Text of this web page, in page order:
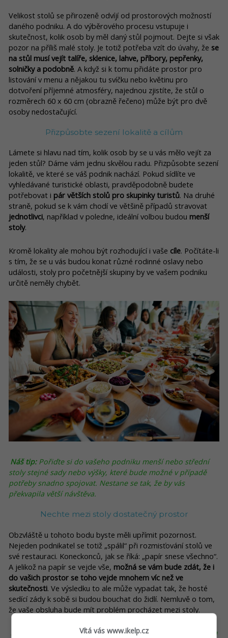
Velikost stolů se přirozeně odvíjí od prostorových možností
daného podniku. A do výběrového procesu vstupuje i
skutečnost, kolik osob by měl daný stůl pojmout. Dejte si však
pozor na příliš malé stoly. Je totiž potřeba vzít do úvahy, že se
na stůl musí vejít talíře, sklenice, lahve, příbory, pepřenky,
solničky a podobně. A když si k tomu přidáte prostor pro
listování v menu a nějakou tu svíčku nebo květinu pro
dotvoření příjemné atmosféry, najednou zjistíte, že stůl o
rozměrech 60 x 60 cm (obrazně řečeno) může být pro dvě
osoby nedostačující.
Přizpůsobte sezení lokalitě a cílům
Lámete si hlavu nad tím, kolik osob by se u vás mělo vejít za
jeden stůl? Dáme vám jednu skvělou radu. Přizpůsobte sezení
lokalitě, ve které se váš podnik nachází. Pokud sídlíte ve
vyhledávané turistické oblasti, pravděpodobně budete
potřebovat i pár větších stolů pro skupinky turistů. Na druhé
straně, pokud se k vám chodí ve většině případů stravovat
jednotlivci, například v poledne, ideální volbou budou menší
stoly.
Kromě lokality ale mohou být rozhodující i vaše cíle. Počítáte-li
s tím, že se u vás budou konat různé rodinné oslavy nebo
události, stoly pro početnější skupiny by ve vašem podniku
určitě neměly chybět.
Náš tip:Pořiďte si do vašeho podniku menší nebo střední
stoly stejné sady nebo výšky, které bude možné v případě
potřeby snadno spojovat. Nestane se tak, že by vás
překvapila větší návštěva.
Nechte mezi stoly dostatečný prostor
Obzvláště u tohoto bodu byste měli upřímit pozornost.
Nejeden podnikatel se totiž „spálil“ při rozmisťování stolů ve
své restauraci. Koneckonců, jak se říká: „papír snese všechno“.
A jelikož na papír se vejde vše, možná se vám bude zdát, že i
do vašich prostor se toho vejde mnohem víc než ve
skutečnosti. Ve výsledku to ale může vypadat tak, že hosté
sedící zády k sobě si budou bouchat do židlí. Nemluvě o tom,
že vaše obsluha bude mít problém procházet mezi stoly.
Náš tip: V zájmu zajištění komfortu vašim hostům i číšníkům
Vítá vás www.ikelp.cz